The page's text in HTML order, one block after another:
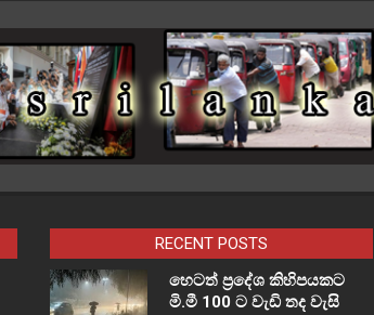
RECENT POSTS
හෙටත් ප්‍රදේශ කිහිපයකට
මි.මී 100 ට වැඩි තද වැසි